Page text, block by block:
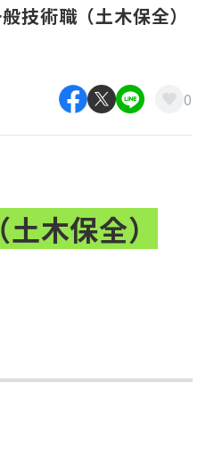
技術職（土木保全）
0
木保全）